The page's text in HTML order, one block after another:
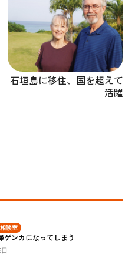
石垣島に移住、国を超えて
活躍
談室
ゲンカになってしまう